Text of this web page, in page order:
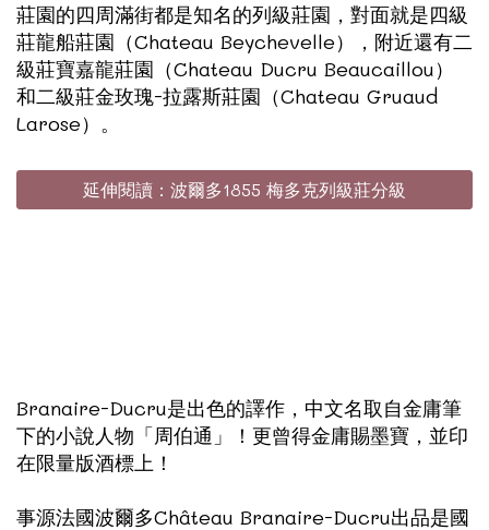
莊園的四周滿街都是知名的列級莊園，對面就是四級
莊龍船莊園（Chateau Beychevelle），附近還有二
級莊寶嘉龍莊園（Chateau Ducru Beaucaillou）
和二級莊金玫瑰-拉露斯莊園（Chateau Gruaud
Larose）。
延伸閱讀：波爾多1855 梅多克列級莊分級
Branaire-Ducru是出色的譯作，中文名取自金庸筆
下的小說人物「周伯通」！更曾得金庸賜墨寶，並印
在限量版酒標上！
事源法國波爾多Château Branaire-Ducru出品是國